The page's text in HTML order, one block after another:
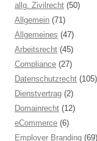
allg. Zivilrecht (50)
Allgemein (71)
Allgemeines (47)
Arbeitsrecht (45)
Compliance (27)
Datenschutzrecht (105)
Dienstvertrag (2)
Domainrecht (12)
eCommerce (6)
Employer Branding (69)